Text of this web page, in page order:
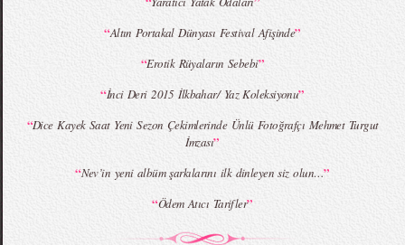
“Altın Portakal Dünyası Festival Afişinde”
“Erotik Rüyaların Sebebi”
“İnci Deri 2015 İlkbahar/ Yaz Koleksiyonu”
“Dice Kayek Saat Yeni Sezon Çekimlerinde Ünlü Fotoğrafçı Mehmet Turgut
İmzası”
“Nev’in yeni albüm şarkılarını ilk dinleyen siz olun…”
“Ödem Atıcı Tarifler”